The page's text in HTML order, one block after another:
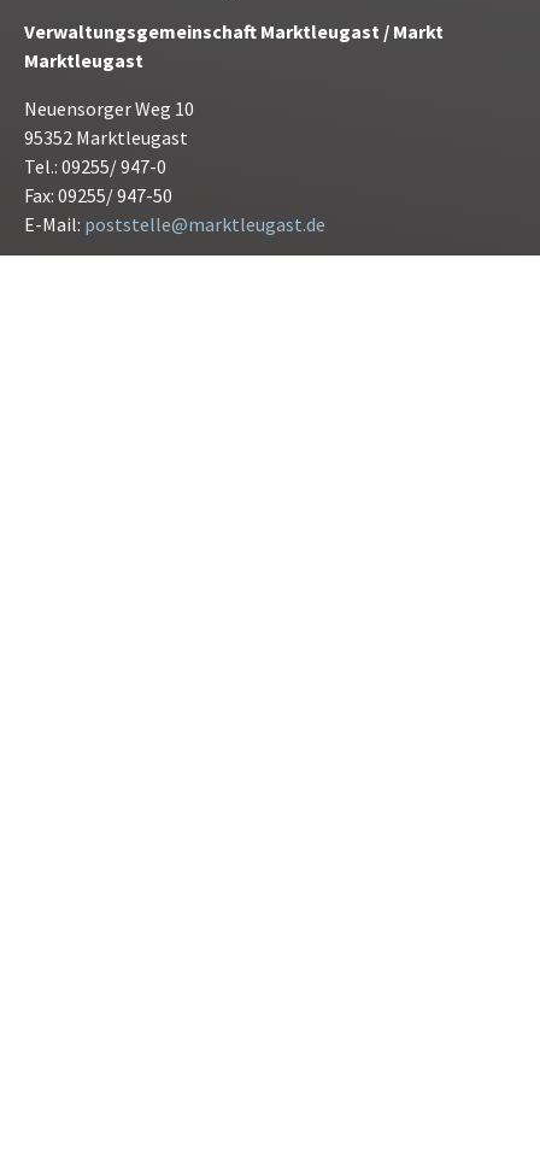
Verwaltungsgemeinschaft Marktleugast / Markt
Marktleugast
Neuensorger Weg 10
95352 Marktleugast
Tel.: 09255/ 947-0
Fax: 09255/ 947-50
E-Mail: poststelle@marktleugast.de